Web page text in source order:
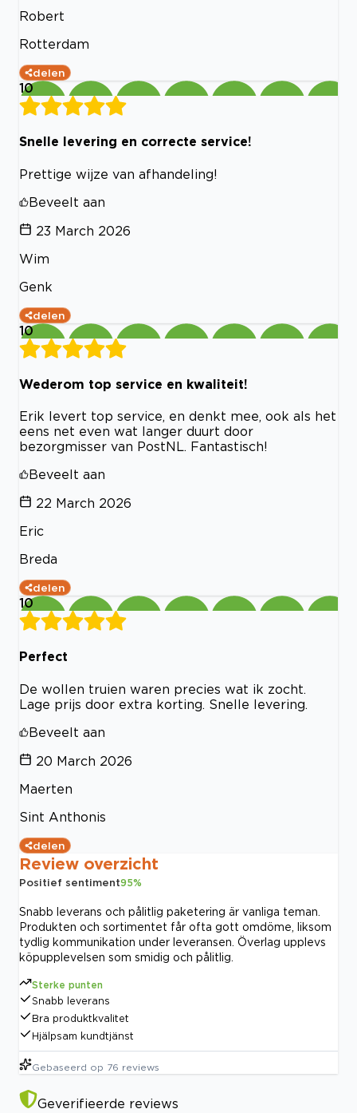
Robert
Rotterdam
delen
10
Snelle levering en correcte service!
Prettige wijze van afhandeling!
Beveelt aan
23 March 2026
Wim
Genk
delen
10
Wederom top service en kwaliteit!
Erik levert top service, en denkt mee, ook als het
eens net even wat langer duurt door
bezorgmisser van PostNL. Fantastisch!
Beveelt aan
22 March 2026
Eric
Breda
delen
10
Perfect
De wollen truien waren precies wat ik zocht.
Lage prijs door extra korting. Snelle levering.
Beveelt aan
20 March 2026
Maerten
Sint Anthonis
delen
Review overzicht
Positief sentiment95%
Snabb leverans och pålitlig paketering är vanliga teman.
Produkten och sortimentet får ofta gott omdöme, liksom
tydlig kommunikation under leveransen. Överlag upplevs
köpupplevelsen som smidig och pålitlig.
Sterke punten
Snabb leverans
Bra produktkvalitet
Hjälpsam kundtjänst
Gebaseerd op 76 reviews
Geverifieerde reviews